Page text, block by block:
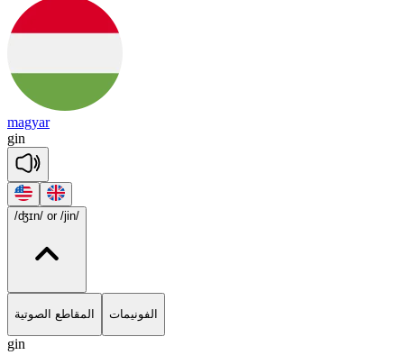
magyar
gin
/ʤɪn/ or /jin/
المقاطع الصوتية الفونيمات
gin